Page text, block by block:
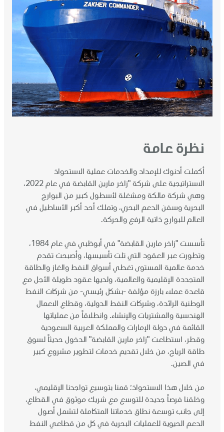
الأخبار
وظائف
تواصل معنا
نظرة عامة
أكملت أدنوك للإمداد والخدمات عملية الاستحواذ
الاستراتيجية على شركة "زاخر مارين القابضة في عام 2022،
وهي شركة مالكة ومشغلة لأسطول كبير من البوارج
البحرية وسفن الدعم البحري، وتملك أحد أكبر الأساطيل في
العالم للبوارج ذاتية الرفع والحركة.
تأسست "زاخر مارين القابضة" في أبوظبي في عام 1984،
وتطورت عبر العقود التي تلت تأسيسها، وأصبحت تقدم
خدمة عالمية المستوى تغطي أسواق النفط والغاز والطاقة
المتجددة الإقليمية والعالمية، ولديها عقود طويلة الأجل مع
قاعدة عملاء بارزة مؤلفة -بشكل رئيسي- من شركات النفط
الوطنية الرائدة، وشركات النفط الدولية، وقطاع الاعمال
الهندسية والمشتريات والإنشاء. وانطلاقاً من عملياتها
القائمة في دولة الإمارات والمملكة العربية السعودية
وقطر، استطاعت "زاخر مارين القابضة" الدخول حديثاً لسوق
طاقة الرياح، من خلال تقديم خدمات لتطوير مشروع كبير
في الصين.
من خلال هذا الاستحواذ؛ قمنا بتوسيع تواجدنا الإقليمي،
وخلقنا فرصاً جديدة للتوسع مع شريك موثوق في القطاع،
إلى جانب توسعة نطاق خدماتنا المتكاملة لتشمل أصول
الدعم الحيوية للعمليات البحرية في كل من قطاعي النفط